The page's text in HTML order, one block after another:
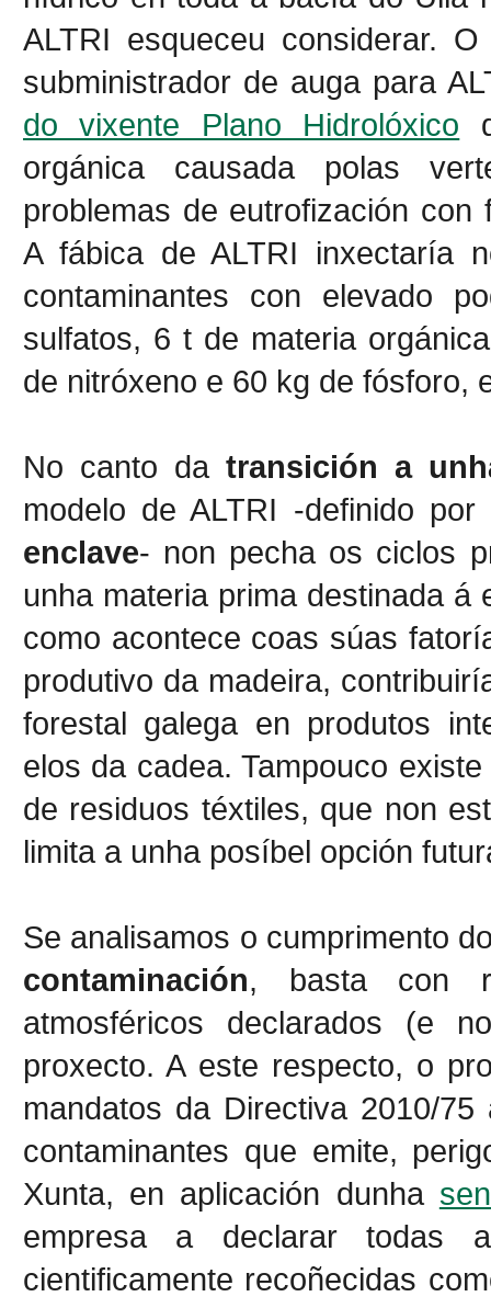
ALTRI esqueceu considerar.
subministrador de auga para
do vixente Plano Hidrolóxico
orgánica causada polas
problemas de eutrofización
A fábica de ALTRI inxectaría
contaminantes con elevado
sulfatos, 6 t de materia
de nitróxeno e 60 kg de fósforo,
No canto da transición a
modelo de ALTRI -definido
enclave- non pecha os ciclos
unha materia prima destinada á
como acontece coas súas
produtivo da madeira,
forestal galega en produtos
elos da cadea. Tampouco
de residuos téxtiles, que non
limita a unha posíbel opción
Se analisamos o cumprimento
contaminación, basta con
atmosféricos declarados (e
proxecto. A este respecto, o
mandatos da Directiva 2010/
contaminantes que emite,
Xunta, en aplicación dunha
empresa a declarar todas
cientificamente recoñecidas